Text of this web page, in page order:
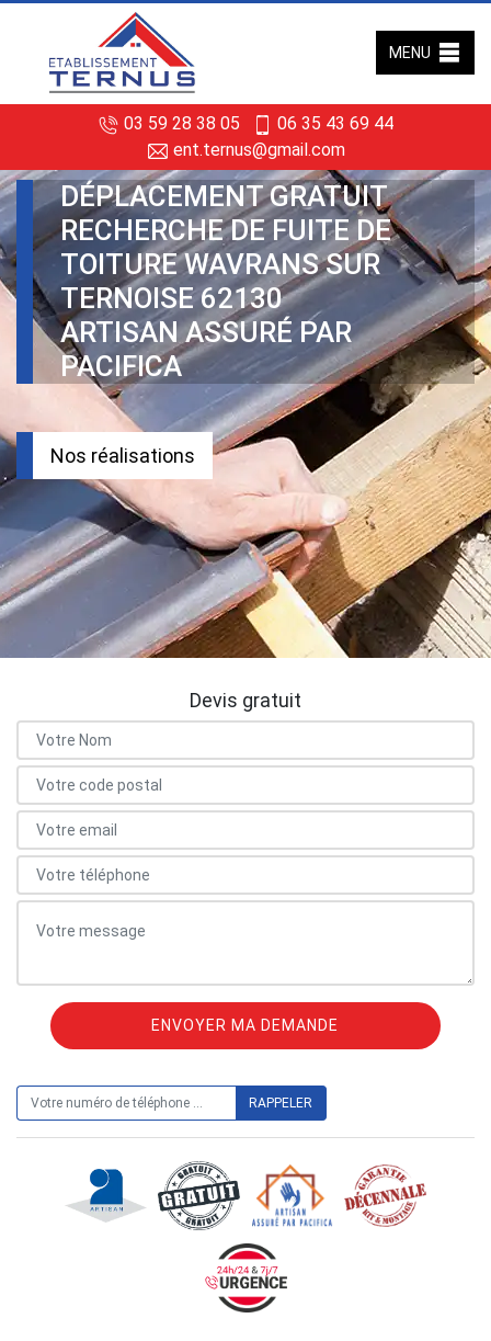
03 59 28 38 05
06 35 43 69 44
ent.ternus@gmail.com
MENU
DÉPLACEMENT GRATUIT
RECHERCHE DE FUITE DE
TOITURE WAVRANS SUR
TERNOISE 62130
ARTISAN ASSURÉ PAR
PACIFICA
Nos réalisations
Devis gratuit